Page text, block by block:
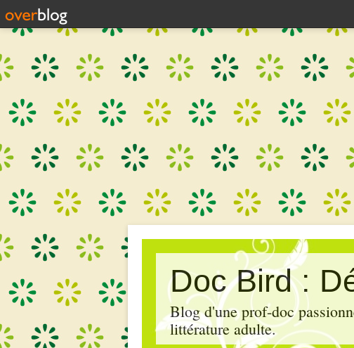
Doc Bird :
Blog d'une prof-doc
littérature adulte.